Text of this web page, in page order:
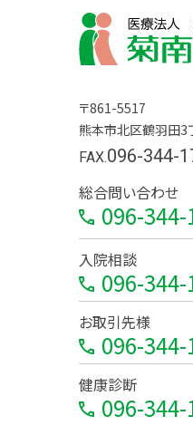
〒861-5517
熊本市北区鶴羽田3
FAX.096-344-
総合問い合わせ
096-344-
入院相談
096-344-
お取引先様
096-344-
健康診断
096-344-